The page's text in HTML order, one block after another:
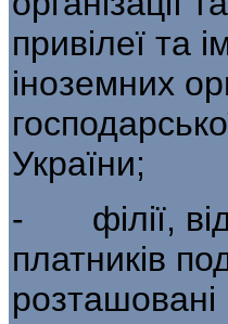
привілеї та
іноземних
України;
- філії,
платників
розташовані